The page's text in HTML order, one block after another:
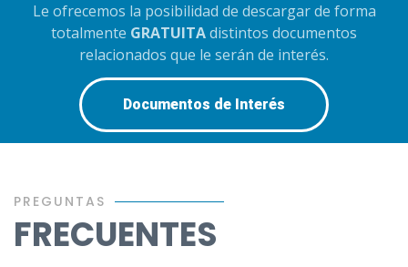
Le ofrecemos la posibilidad de descargar de forma
totalmente GRATUITAdistintos documentos
relacionados que le serán de interés.
Documentos de Interés
PREGUNTAS
FRECUENTES